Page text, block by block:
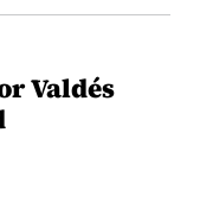
Valdés